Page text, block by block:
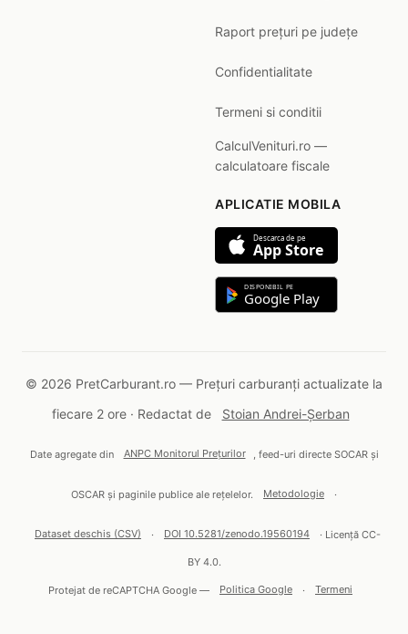
Raport prețuri pe județe
Confidentialitate
Termeni si conditii
CalculVenituri.ro —
calculatoare fiscale
APLICATIE MOBILA
Descarca de pe
App Store
DISPONIBIL PE
Google Play
© 2026 PretCarburant.ro — Prețuri carburanți actualizate la
fiecare 2 ore · Redactat de
Stoian Andrei-Șerban
Date agregate din ANPC Monitorul Prețurilor , feed-uri directe SOCAR și
OSCAR și paginile publice ale rețelelor. Metodologie ·
Dataset deschis (CSV) · DOI 10.5281/zenodo.19560194 · Licență CC-
BY 4.0.
Protejat de reCAPTCHA Google — Politica Google · Termeni